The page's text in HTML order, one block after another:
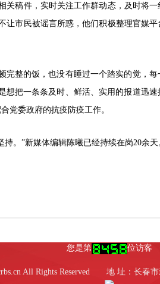
关稿件，实时关注工作群动态，及时将
市民被谣言所惑，他们积极整理官媒平
整的饭，也没有睡过一个踏实的觉，每
想把一条条及时、鲜活、实用的报道迅
党委政府的抗疫防疫工作。
”新媒体编辑陈曦已经持续在岗20余天
All Rights Reserved 地 址：长